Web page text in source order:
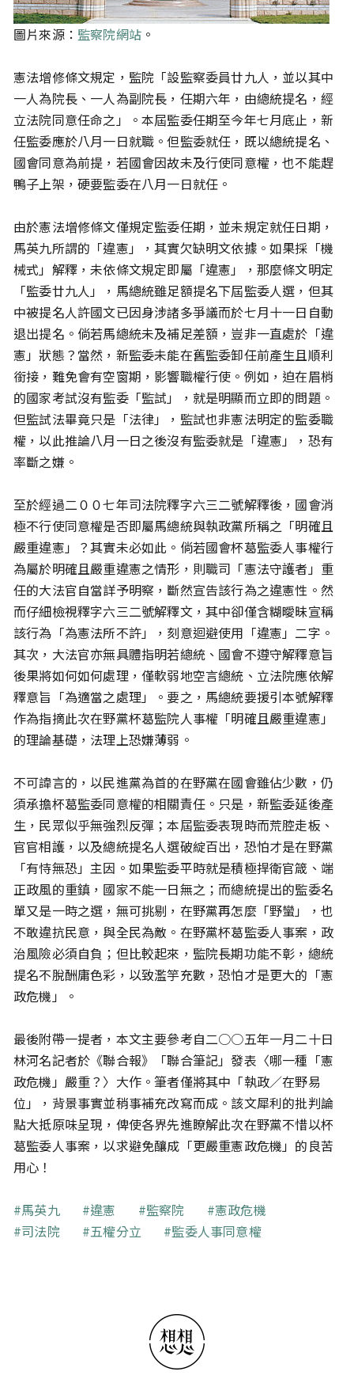
圖片來源： 監察院網站 。
憲法增修條文規定，監院「設監察委員廿九人，並以其中
一人為院長、一人為副院長，任期六年，由總統提名，經
立法院同意任命之」。本屆監委任期至今年七月底止，新
任監委應於八月一日就職。但監委就任，既以總統提名、
國會同意為前提，若國會因故未及行使同意權，也不能趕
鴨子上架，硬要監委在八月一日就任。
由於憲法增修條文僅規定監委任期，並未規定就任日期，
馬英九所謂的「違憲」，其實欠缺明文依據。如果採「機
械式」解釋，未依條文規定即屬「違憲」，那麼條文明定
「監委廿九人」，馬總統雖足額提名下屆監委人選，但其
中被提名人許國文已因身涉諸多爭議而於七月十一日自動
退出提名。倘若馬總統未及補足差額，豈非一直處於「違
憲」狀態？當然，新監委未能在舊監委卸任前產生且順利
銜接，難免會有空窗期，影響職權行使。例如，迫在眉梢
的國家考試沒有監委「監試」，就是明顯而立即的問題。
但監試法畢竟只是「法律」，監試也非憲法明定的監委職
權，以此推論八月一日之後沒有監委就是「違憲」，恐有
率斷之嫌。
至於經過二００七年司法院釋字六三二號解釋後，國會消
極不行使同意權是否即屬馬總統與執政黨所稱之「明確且
嚴重違憲」？其實未必如此。倘若國會杯葛監委人事權行
為屬於明確且嚴重違憲之情形，則職司「憲法守護者」重
任的大法官自當詳予明察，斷然宣告該行為之違憲性。然
而仔細檢視釋字六三二號解釋文，其中卻僅含糊曖昧宣稱
該行為「為憲法所不許」，刻意迴避使用「違憲」二字。
其次，大法官亦無具體指明若總統、國會不遵守解釋意旨
後果將如何如何處理，僅軟弱地空言總統、立法院應依解
釋意旨「為適當之處理」。要之，馬總統要援引本號解釋
作為指摘此次在野黨杯葛監院人事權「明確且嚴重違憲」
的理論基礎，法理上恐嫌薄弱。
不可諱言的，以民進黨為首的在野黨在國會雖佔少數，仍
須承擔杯葛監委同意權的相關責任。只是，新監委延後產
生，民眾似乎無強烈反彈；本屆監委表現時而荒腔走板、
官官相護，以及總統提名人選破綻百出，恐怕才是在野黨
「有恃無恐」主因。如果監委平時就是積極捍衛官箴、端
正政風的重鎮，國家不能一日無之；而總統提出的監委名
單又是一時之選，無可挑剔，在野黨再怎麼「野蠻」，也
不敢違抗民意，與全民為敵。在野黨杯葛監委人事案，政
治風險必須自負；但比較起來，監院長期功能不彰，總統
提名不脫酬庸色彩，以致濫竽充數，恐怕才是更大的「憲
政危機」。
最後附帶一提者，本文主要參考自二○○五年一月二十日
林河名記者於《聯合報》「聯合筆記」發表〈哪一種「憲
政危機」嚴重？〉大作。筆者僅將其中「執政／在野易
位」，背景事實並稍事補充改寫而成。該文犀利的批判論
點大抵原味呈現，俾使各界先進瞭解此次在野黨不惜以杯
葛監委人事案，以求避免釀成「更嚴重憲政危機」的良苦
用心！
關鍵字
馬英九 違憲 監察院
憲政危機
司法院
五權分立 監委人事同意權